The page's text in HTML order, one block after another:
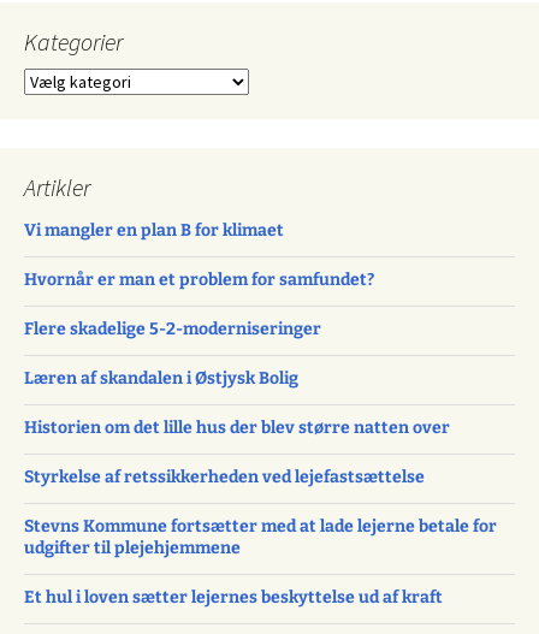
Kategorier
Kategorier
Artikler
Vi mangler en plan B for klimaet
Hvornår er man et problem for samfundet?
Flere skadelige 5-2-moderniseringer
Læren af skandalen i Østjysk Bolig
Historien om det lille hus der blev større natten over
Styrkelse af retssikkerheden ved lejefastsættelse
Stevns Kommune fortsætter med at lade lejerne betale for
udgifter til plejehjemmene
Et hul i loven sætter lejernes beskyttelse ud af kraft